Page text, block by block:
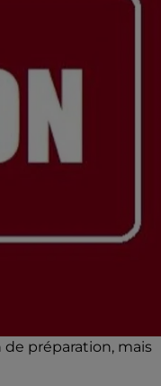
préparation, mais